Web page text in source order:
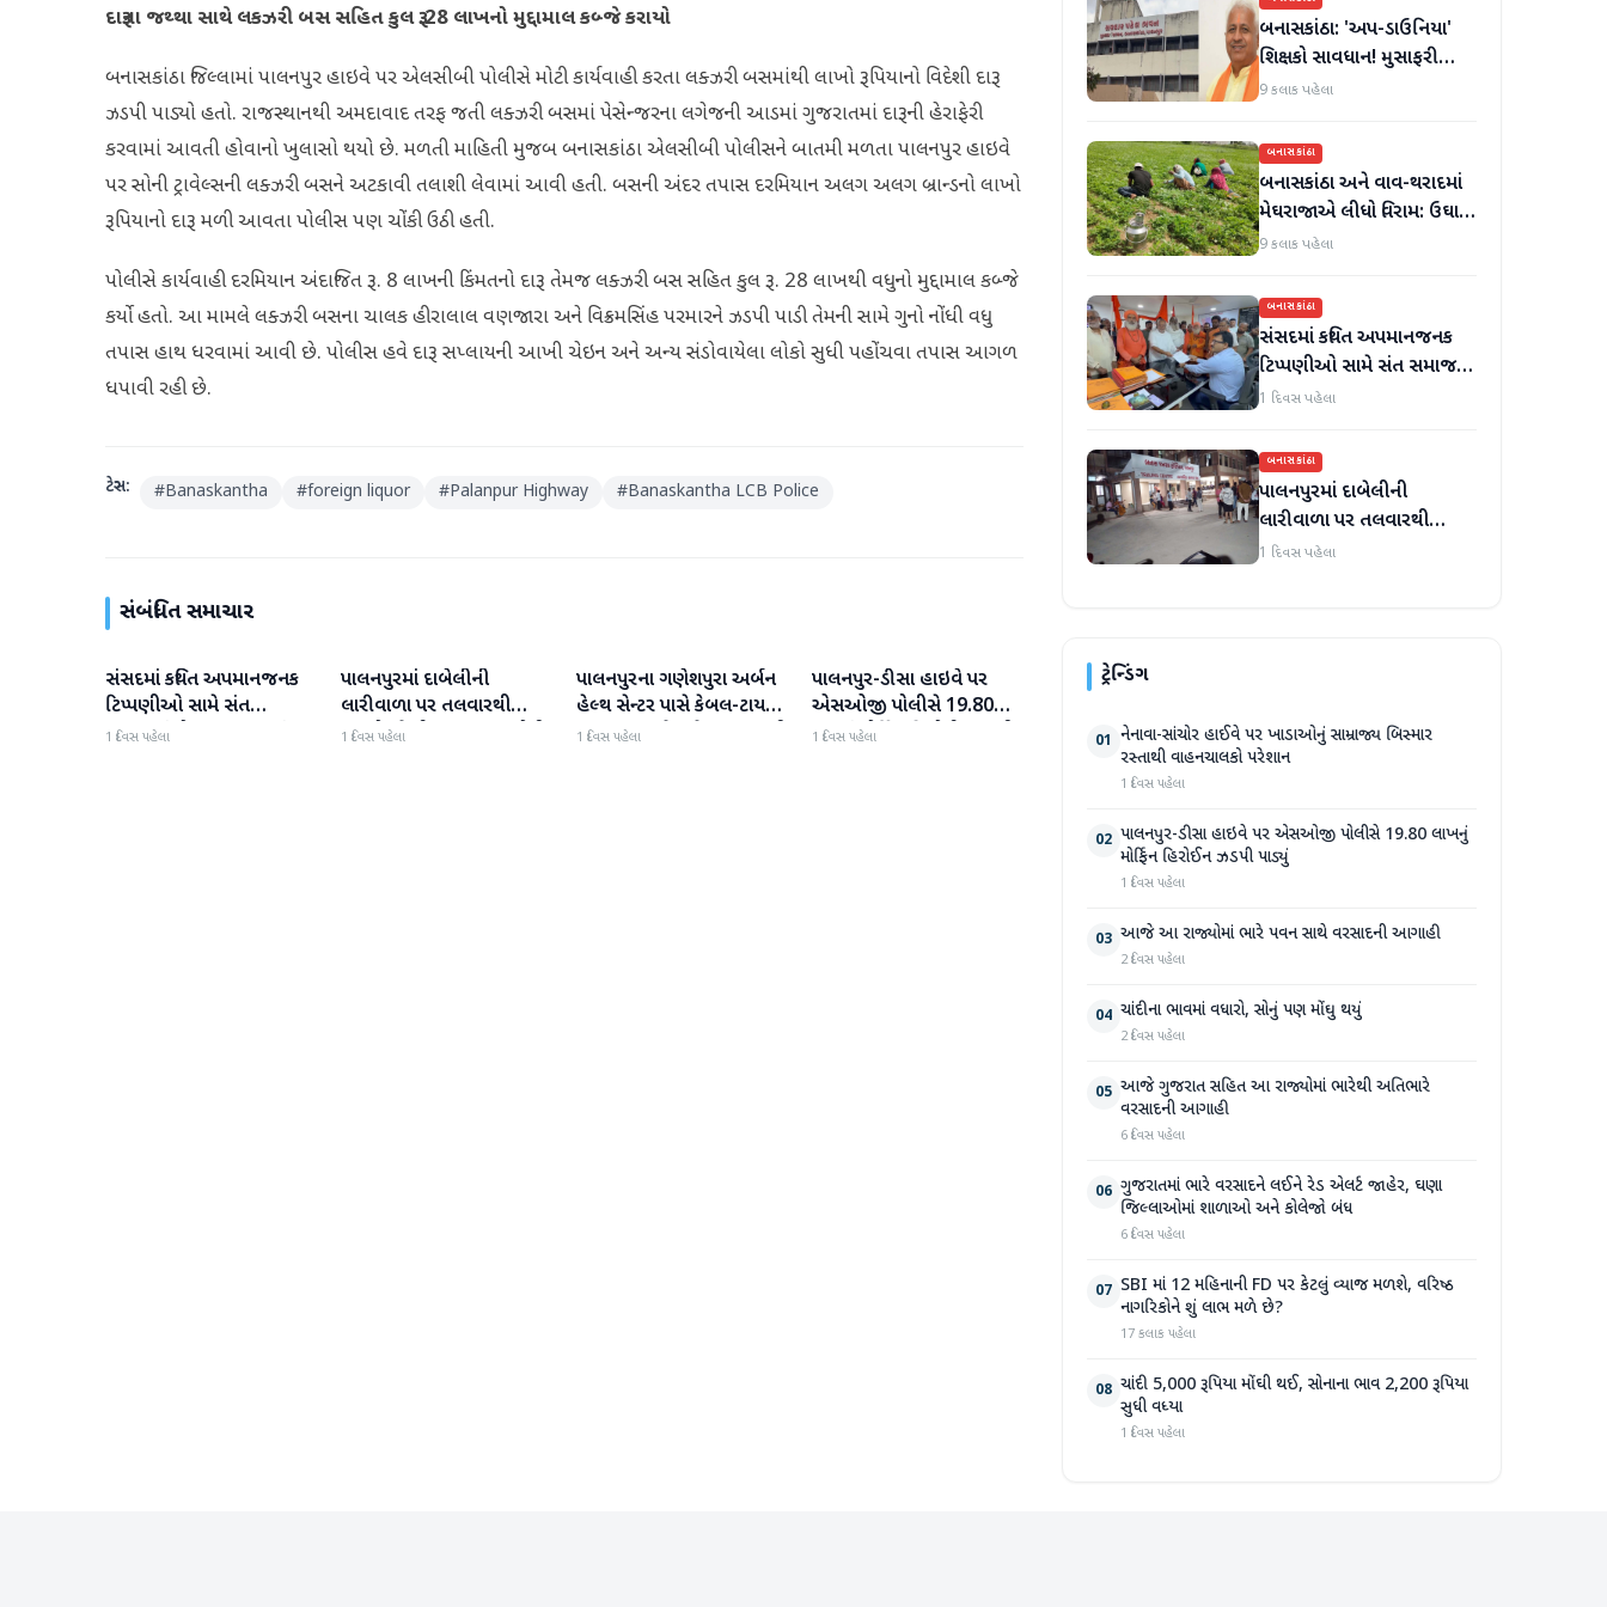
દારૂના જથ્થા સાથે લકઝરી બસ સહિત કુલ રૂ.28 લાખનો મુદ્દામાલ કબ્જે કરાયો
બનાસકાંઠા જિલ્લામાં પાલનપુર હાઇવે પર એલસીબી પોલીસે મોટી કાર્યવાહી કરતા લક્ઝરી બસમાંથી લાખો રૂપિયાનો વિદેશી દારૂ
ઝડપી પાડ્યો હતો. રાજસ્થાનથી અમદાવાદ તરફ જતી લક્ઝરી બસમાં પેસેન્જરના લગેજની આડમાં ગુજરાતમાં દારૂની હેરાફેરી
કરવામાં આવતી હોવાનો ખુલાસો થયો છે. મળતી માહિતી મુજબ બનાસકાંઠા એલસીબી પોલીસને બાતમી મળતા પાલનપુર હાઇવે
પર સોની ટ્રાવેલ્સની લક્ઝરી બસને અટકાવી તલાશી લેવામાં આવી હતી. બસની અંદર તપાસ દરમિયાન અલગ અલગ બ્રાન્ડનો લાખો
રૂપિયાનો દારૂ મળી આવતા પોલીસ પણ ચોંકી ઉઠી હતી.
પોલીસે કાર્યવાહી દરમિયાન અંદાજિત રૂ. 8 લાખની કિંમતનો દારૂ તેમજ લક્ઝરી બસ સહિત કુલ રૂ. 28 લાખથી વધુનો મુદ્દામાલ કબ્જે
કર્યો હતો. આ મામલે લક્ઝરી બસના ચાલક હીરાલાલ વણજારા અને વિક્રમસિંહ પરમારને ઝડપી પાડી તેમની સામે ગુનો નોંધી વધુ
તપાસ હાથ ધરવામાં આવી છે. પોલીસ હવે દારૂ સપ્લાયની આખી ચેઇન અને અન્ય સંડોવાયેલા લોકો સુધી પહોંચવા તપાસ આગળ
ધપાવી રહી છે.
ટેગ્સ: #Banaskantha #foreign liquor #Palanpur Highway #Banaskantha LCB Police
સંબંધિત સમાચાર
બનાસકાંઠા
સંસદમાં કથિત અપમાનજનક
ટિપ્પણીઓ સામે સંત
સમાજમાં રોષ: પાલનપુરમાં
1 દિવસ પહેલા
બનાસકાંઠા
પાલનપુરમાં દાબેલીની
લારીવાળા પર તલવારથી
હુમલો: બે ઈજાગ્રસ્ત, આરોપી
1 દિવસ પહેલા
બનાસકાંઠા
પાલનપુરના ગણેશપુરા અર્બન
હેલ્થ સેન્ટર પાસે કેબલ-ટાયર
સળગાવાતા ફેલાયેલા ધુમાડાથી
1 દિવસ પહેલા
બનાસકાંઠા
પાલનપુર-ડીસા હાઇવે પર
એસઓજી પોલીસે 19.80
લાખનું મોર્ફિન હિરોઈન ઝડપી
1 દિવસ પહેલા
બનાસકાંઠા: 'અપ-ડાઉનિયા'
શિક્ષકો સાવધાન! મુસાફરી
કરતા શિક્ષકો સામે તવાઈ હાથ
9 કલાક પહેલા
બનાસકાંઠા
બનાસકાંઠા અને વાવ-થરાદમાં
મેઘરાજાએ લીધો વિરામ: ઉઘાડ
નીકળતાં ખેડૂતોમાં આનંદનો
9 કલાક પહેલા
બનાસકાંઠા
સંસદમાં કથિત અપમાનજનક
ટિપ્પણીઓ સામે સંત સમાજમાં
રોષ: પાલનપુરમાં VHP સાથે
આવેદનપત્ર આપ્યું
1 દિવસ પહેલા
બનાસકાંઠા
પાલનપુરમાં દાબેલીની
લારીવાળા પર તલવારથી
હુમલો: બે ઈજાગ્રસ્ત, આરોપી
1 દિવસ પહેલા
ટ્રેન્ડિંગ
01 નેનાવા-સાંચોર હાઈવે પર ખાડાઓનું સામ્રાજ્ય બિસ્માર
રસ્તાથી વાહનચાલકો પરેશાન
1 દિવસ પહેલા
02 પાલનપુર-ડીસા હાઇવે પર એસઓજી પોલીસે 19.80 લાખનું
મોર્ફિન હિરોઈન ઝડપી પાડ્યું
1 દિવસ પહેલા
03 આજે આ રાજ્યોમાં ભારે પવન સાથે વરસાદની આગાહી
2 દિવસ પહેલા
04 ચાંદીના ભાવમાં વધારો, સોનું પણ મોંઘુ થયું
2 દિવસ પહેલા
05 આજે ગુજરાત સહિત આ રાજ્યોમાં ભારેથી અતિભારે
વરસાદની આગાહી
6 દિવસ પહેલા
06 ગુજરાતમાં ભારે વરસાદને લઈને રેડ એલર્ટ જાહેર, ઘણા
જિલ્લાઓમાં શાળાઓ અને કોલેજો બંધ
6 દિવસ પહેલા
07 SBI માં 12 મહિનાની FD પર કેટલું વ્યાજ મળશે, વરિષ્ઠ
નાગરિકોને શું લાભ મળે છે?
17 કલાક પહેલા
08 ચાંદી 5,000 રૂપિયા મોંઘી થઈ, સોનાના ભાવ 2,200 રૂપિયા
સુધી વધ્યા
1 દિવસ પહેલા